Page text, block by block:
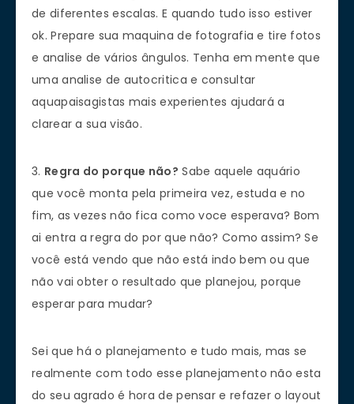
de diferentes escalas. E quando tudo isso estiver
ok. Prepare sua maquina de fotografia e tire fotos
e analise de vários ângulos. Tenha em mente que
uma analise de autocritica e consultar
aquapaisagistas mais experientes ajudará a
clarear a sua visão.
3. Regra do porque não? Sabe aquele aquário
que você monta pela primeira vez, estuda e no
fim, as vezes não fica como voce esperava? Bom
ai entra a regra do por que não? Como assim? Se
você está vendo que não está indo bem ou que
não vai obter o resultado que planejou, porque
esperar para mudar?
Sei que há o planejamento e tudo mais, mas se
realmente com todo esse planejamento não esta
do seu agrado é hora de pensar e refazer o layout